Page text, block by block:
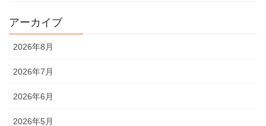
アーカイブ
2026年8月
2026年7月
2026年6月
2026年5月